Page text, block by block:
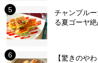
チャンプル
る夏ゴーヤ
【驚きのや